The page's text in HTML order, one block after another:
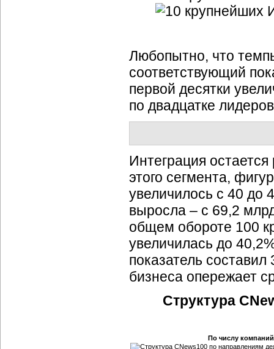
Любопытно, что
соответствующий
первой десятки
по двадцатке
Интеграция
этого сегмента,
увеличилось с 40 до
выросла – с 69,2
общем обороте 100
увеличилась до
показатель составил
бизнеса опережает
Структура
По числу компаний